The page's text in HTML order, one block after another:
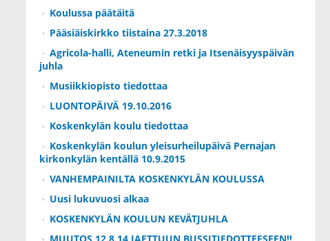
Koulussa päätäitä
Pääsiäiskirkko tiistaina 27.3.2018
Agricola-halli, Ateneumin retki ja Itsenäisyyspäivän
juhla
Musiikkiopisto tiedottaa
LUONTOPÄIVÄ 19.10.2016
Koskenkylän koulu tiedottaa
Koskenkylän koulun yleisurheilupäivä Pernajan
kirkonkylän kentällä 10.9.2015
VANHEMPAINILTA KOSKENKYLÄN KOULUSSA
Uusi lukuvuosi alkaa
KOSKENKYLÄN KOULUN KEVÄTJUHLA